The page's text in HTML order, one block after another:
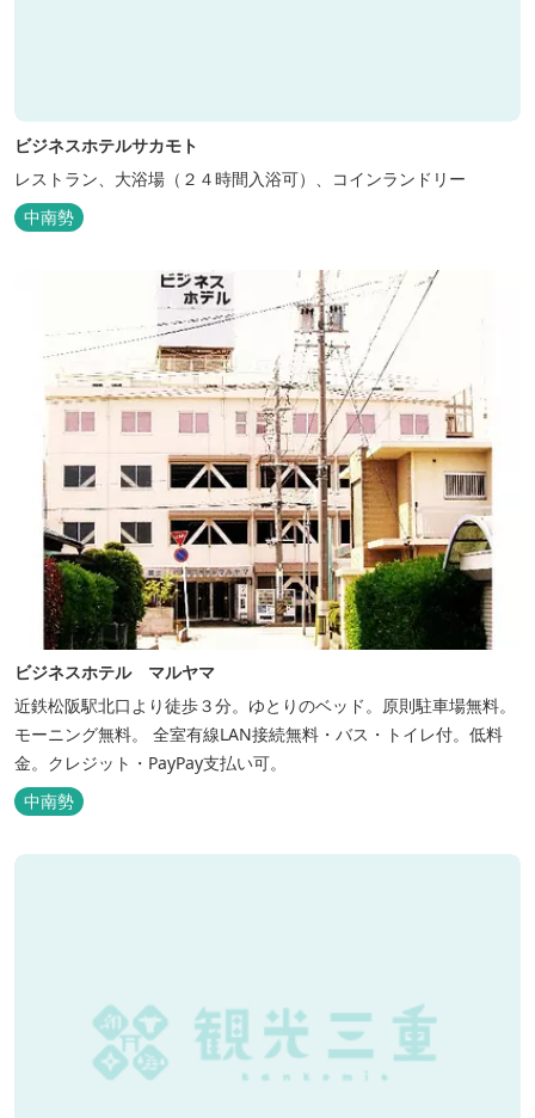
ビジネスホテルサカモト
レストラン、大浴場（２４時間入浴可）、コインランドリー
中南勢
ビジネスホテル マルヤマ
近鉄松阪駅北口より徒歩３分。ゆとりのベッド。原則駐車場無料。
モーニング無料。 全室有線LAN接続無料・バス・トイレ付。低料
金。クレジット・PayPay支払い可。
中南勢